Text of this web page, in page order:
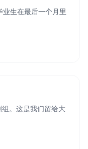
生在最后一个月里
。这是我们留给大